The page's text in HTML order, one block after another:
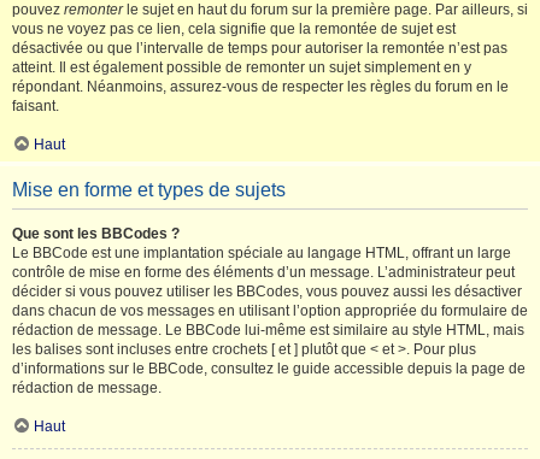
pouvez remonterle sujet en haut du forum sur la première page. Par ailleurs, si
vous ne voyez pas ce lien, cela signifie que la remontée de sujet est
désactivée ou que l’intervalle de temps pour autoriser la remontée n’est pas
atteint. Il est également possible de remonter un sujet simplement en y
répondant. Néanmoins, assurez-vous de respecter les règles du forum en le
faisant.
Haut
Mise en forme et types de sujets
Que sont les BBCodes ?
Le BBCode est une implantation spéciale au langage HTML, offrant un large
contrôle de mise en forme des éléments d’un message. L’administrateur peut
décider si vous pouvez utiliser les BBCodes, vous pouvez aussi les désactiver
dans chacun de vos messages en utilisant l’option appropriée du formulaire de
rédaction de message. Le BBCode lui-même est similaire au style HTML, mais
les balises sont incluses entre crochets [ et ] plutôt que < et >. Pour plus
d’informations sur le BBCode, consultez le guide accessible depuis la page de
rédaction de message.
Haut